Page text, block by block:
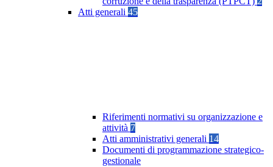
Atti generali 45
Riferimenti normativi su organizzazione e
attività 7
Atti amministrativi generali 14
Documenti di programmazione strategico-
gestionale